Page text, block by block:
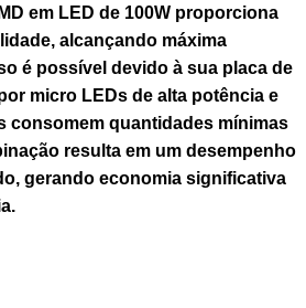
em LED de 100W proporciona
alcançando máxima
é possível devido à sua placa de
micro LEDs de alta potência e
consomem quantidades mínimas
resulta em um desempenho
gerando economia significativa